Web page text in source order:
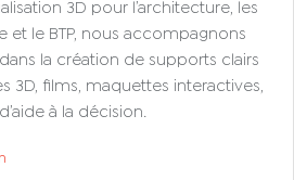
3D pour l’architecture, les
et le BTP, nous accompagnons
la création de supports clairs
3D, films, maquettes interactives,
à la décision.